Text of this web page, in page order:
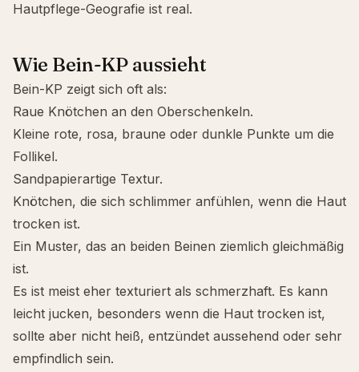
Hautpflege-Geografie ist real.
Wie Bein-KP aussieht
Bein-KP zeigt sich oft als:
Raue Knötchen an den Oberschenkeln.
Kleine rote, rosa, braune oder dunkle Punkte um die
Follikel.
Sandpapierartige Textur.
Knötchen, die sich schlimmer anfühlen, wenn die Haut
trocken ist.
Ein Muster, das an beiden Beinen ziemlich gleichmäßig
ist.
Es ist meist eher texturiert als schmerzhaft. Es kann
leicht jucken, besonders wenn die Haut trocken ist,
sollte aber nicht heiß, entzündet aussehend oder sehr
empfindlich sein.